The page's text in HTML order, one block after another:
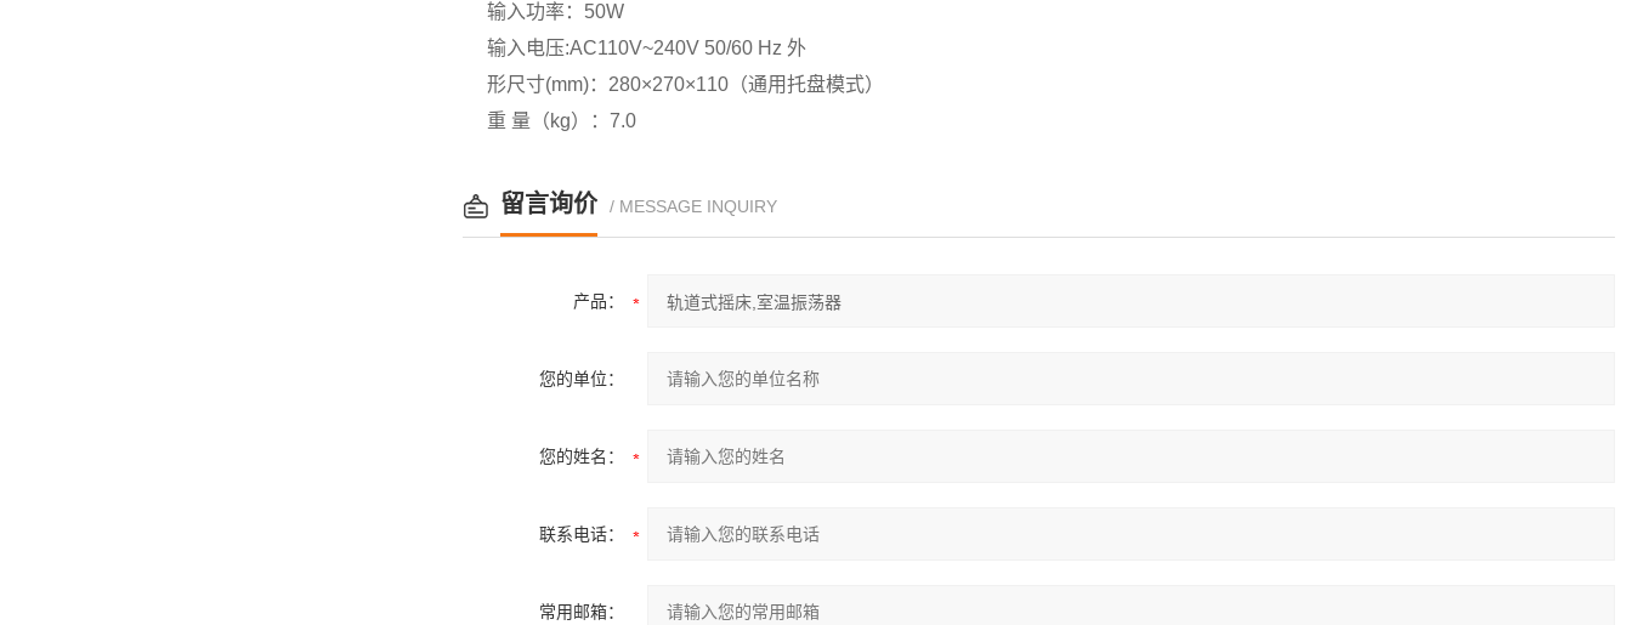
输入功率：50W
输入电压:AC110V~240V 50/60 Hz 外
形尺寸(mm)：280×270×110（通用托盘模式）
重 量（kg）：7.0
留言询价 / MESSAGE INQUIRY
产品：
您的单位：
您的姓名：
联系电话：
常用邮箱：